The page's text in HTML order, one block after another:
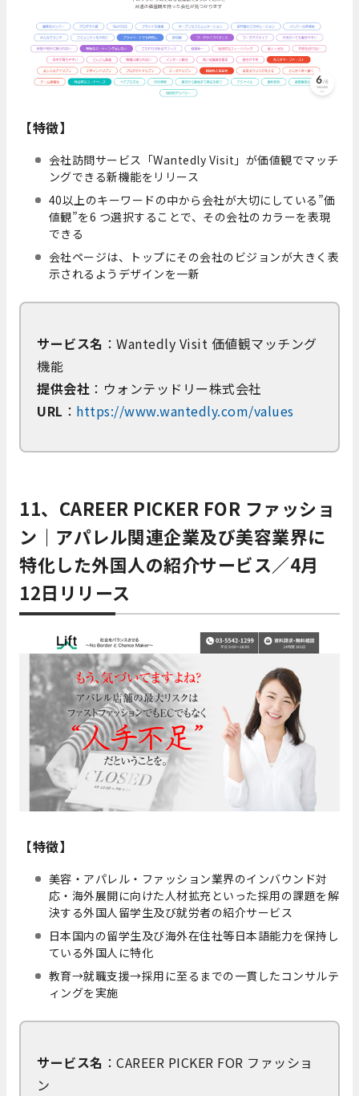
【特徴】
会社訪問サービス「Wantedly Visit」が価値観でマッチ
ングできる新機能をリリース
40以上のキーワードの中から会社が大切にしている”価
値観”を6 つ選択することで、その会社のカラーを表現
できる
会社ページは、トップにその会社のビジョンが大きく表
示されるようデザインを一新
サービス名 ：Wantedly Visit 価値観マッチング
機能
提供会社 ：ウォンテッドリー株式会社
URL ： https://www.wantedly.com/values
11、CAREER PICKER FOR ファッショ
ン｜アパレル関連企業及び美容業界に
特化した外国人の紹介サービス／4月
12日リリース
【特徴】
美容・アパレル・ファッション業界のインバウンド対
応・海外展開に向けた人材拡充といった採用の課題を解
決する外国人留学生及び就労者の紹介サービス
日本国内の留学生及び海外在住社等日本語能力を保持し
ている外国人に特化
教育→就職支援→採用に至るまでの一貫したコンサルテ
ィングを実施
サービス名 ：CAREER PICKER FOR ファッショ
ン